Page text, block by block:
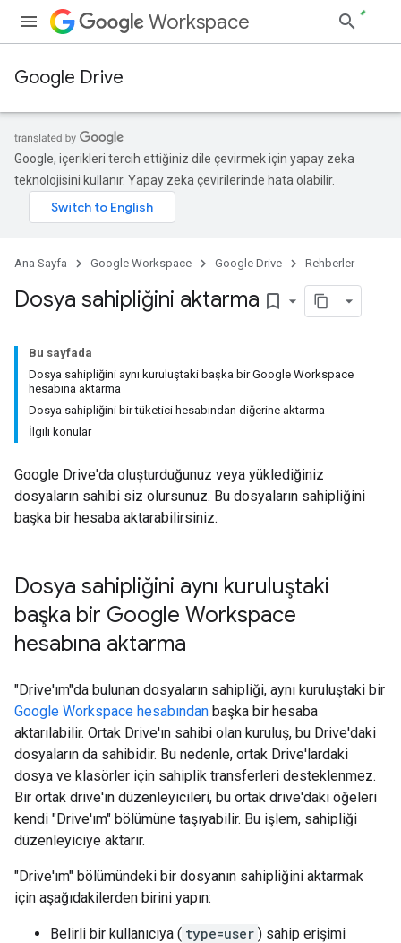
Workspace
Google Drive
Google, içerikleri tercih ettiğiniz dile çevirmek için yapay zeka
teknolojisini kullanır. Yapay zeka çevirilerinde hata olabilir.
Ana Sayfa Google Workspace Google Drive Rehberler
Dosya sahipliğini aktarma bookmark_border
Bu sayfada
Dosya sahipliğini aynı kuruluştaki başka bir Google Workspace
hesabına aktarma
Dosya sahipliğini bir tüketici hesabından diğerine aktarma
İlgili konular
Google Drive'da oluşturduğunuz veya yüklediğiniz
dosyaların sahibi siz olursunuz. Bu dosyaların sahipliğini
başka bir hesaba aktarabilirsiniz.
Dosya sahipliğini aynı kuruluştaki
başka bir Google Workspace
hesabına aktarma
"Drive'ım"da bulunan dosyaların sahipliği, aynı kuruluştaki bir
Google Workspace hesabından başka bir hesaba
aktarılabilir. Ortak Drive'ın sahibi olan kuruluş, bu Drive'daki
dosyaların da sahibidir. Bu nedenle, ortak Drive'lardaki
dosya ve klasörler için sahiplik transferleri desteklenmez.
Bir ortak drive'ın düzenleyicileri, bu ortak drive'daki öğeleri
kendi "Drive'ım" bölümüne taşıyabilir. Bu işlem, sahipliği
düzenleyiciye aktarır.
"Drive'ım" bölümündeki bir dosyanın sahipliğini aktarmak
için aşağıdakilerden birini yapın:
Belirli bir kullanıcıya ( type=user ) sahip erişimi